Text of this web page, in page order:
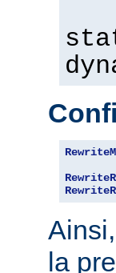
la